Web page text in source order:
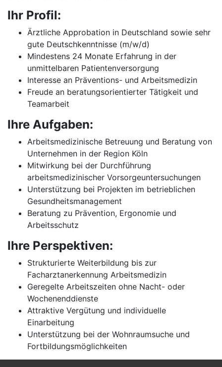
Ihr Profil:
Ärztliche Approbation in Deutschland sowie sehr
gute Deutschkenntnisse (m/w/d)
Mindestens 24 Monate Erfahrung in der
unmittelbaren Patientenversorgung
Interesse an Präventions- und Arbeitsmedizin
Freude an beratungsorientierter Tätigkeit und
Teamarbeit
Ihre Aufgaben:
Arbeitsmedizinische Betreuung und Beratung von
Unternehmen in der Region Köln
Mitwirkung bei der Durchführung
arbeitsmedizinischer Vorsorgeuntersuchungen
Unterstützung bei Projekten im betrieblichen
Gesundheitsmanagement
Beratung zu Prävention, Ergonomie und
Arbeitsschutz
Ihre Perspektiven:
Strukturierte Weiterbildung bis zur
Facharztanerkennung Arbeitsmedizin
Geregelte Arbeitszeiten ohne Nacht- oder
Wochenenddienste
Attraktive Vergütung und individuelle
Einarbeitung
Unterstützung bei der Wohnraumsuche und
Fortbildungsmöglichkeiten